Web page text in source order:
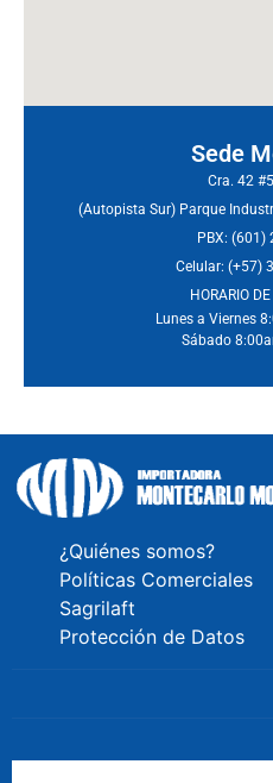
Sede
Cra. 42
(Autopista Sur) Parque
PBX: (601)
Celular: (+57)
HORARIO
Lunes a Viernes
Sábado
¿Quiénes somos?
Políticas Comerciales
Sagrilaft
Protección de Datos